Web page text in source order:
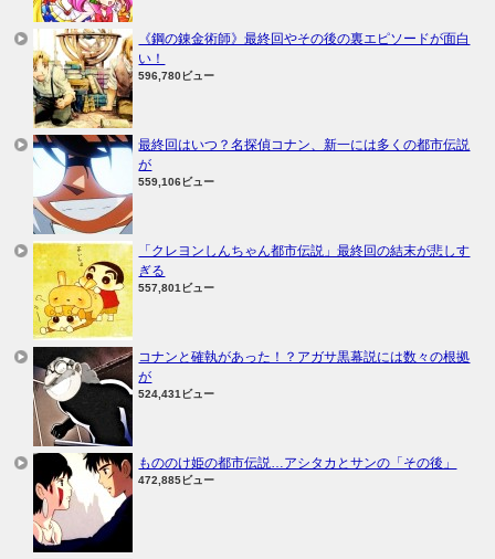
《鋼の錬金術師》最終回やその後の裏エピソードが面白
い！
596,780ビュー
最終回はいつ？名探偵コナン、新一には多くの都市伝説
が
559,106ビュー
「クレヨンしんちゃん都市伝説」最終回の結末が悲しす
ぎる
557,801ビュー
コナンと確執があった！？アガサ黒幕説には数々の根拠
が
524,431ビュー
もののけ姫の都市伝説…アシタカとサンの「その後」
472,885ビュー